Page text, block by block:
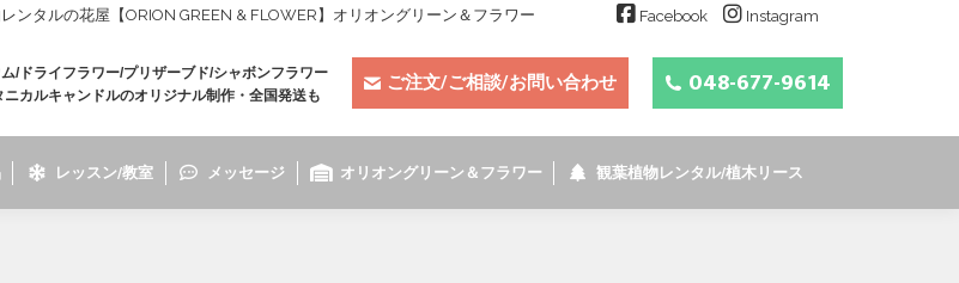
タルの花屋【ORION GREEN & FLOWER】オリオングリーン＆フラワー Facebook Instagram
/ドライフラワー/プリザーブド/シャボンフラワー
ニカルキャンドルのオリジナル制作・全国発送も
ご注文/ご相談/お問い合わせ 048-677-9614
レッスン/教室 メッセージ オリオングリーン＆フラワー 観葉植物レンタル/植木リース